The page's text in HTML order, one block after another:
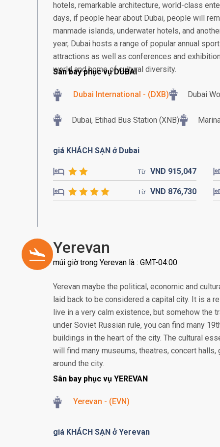
hotels, remarkable architecture, world-class
days, if people hear about Dubai, people will
manmade islands, underwater hotels, and
year, Dubai hosts a range of popular annual
attractions as well as conferences and
world and home of cultural diversity.
Sân bay phục vụ DUBAI
Dubai International - (DXB) Dubai
Dubai, Etihad Bus Station (XNB)
giá KHÁCH SẠN ở Dubai
Từ VND 915,047
Từ VND 876,730
Yerevan
múi giờ trong Yerevan là : GMT-04:00
Yerevan maybe the political, economic and
laid back to be considered a capital city. It is a
live in a very calm existence, but somehow the
under Soviet Russian rule, you can find many
buildings in the heart of the city. The cultural
will find many museums, theatres, concert
around the city.
Sân bay phục vụ YEREVAN
Yerevan - (EVN)
giá KHÁCH SẠN ở Yerevan